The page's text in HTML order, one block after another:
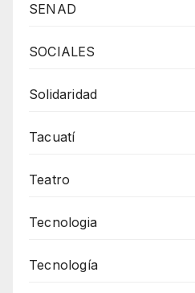
SENAD
SOCIALES
Solidaridad
Tacuatí
Teatro
Tecnologia
Tecnología